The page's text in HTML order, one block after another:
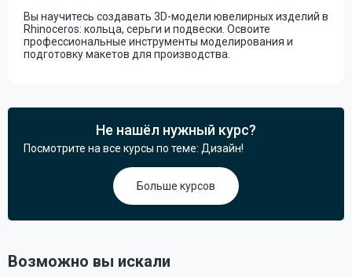
Вы научитесь создавать 3D-модели ювелирных изделий в
Rhinoceros: кольца, серьги и подвески. Освоите
профессиональные инструменты моделирования и
подготовку макетов для производства.
Не нашёл нужный курс?
Посмотрите на все курсы по теме: Дизайн!
Больше курсов
Возможно вы искали